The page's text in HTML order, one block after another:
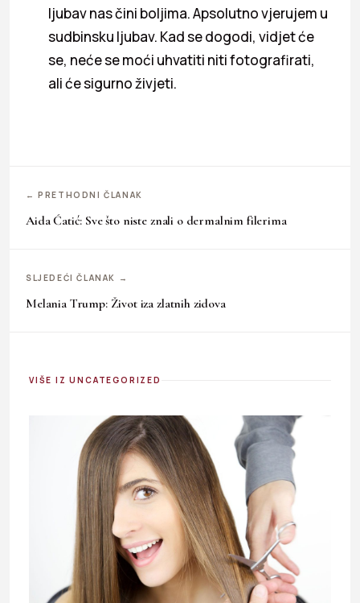
ljubav nas čini boljima. Apsolutno vjerujem u
sudbinsku ljubav. Kad se dogodi, vidjet će
se, neće se moći uhvatiti niti fotografirati,
ali će sigurno živjeti.
← PRETHODNI ČLANAK
Aida Ćatić: Sve što niste znali o dermalnim filerima
SLJEDEĆI ČLANAK →
Melania Trump: Život iza zlatnih zidova
VIŠE IZ UNCATEGORIZED